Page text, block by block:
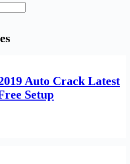
Auto Crack Latest
Setup